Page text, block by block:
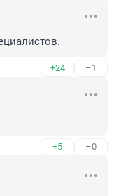
+24 –1
+5 –0